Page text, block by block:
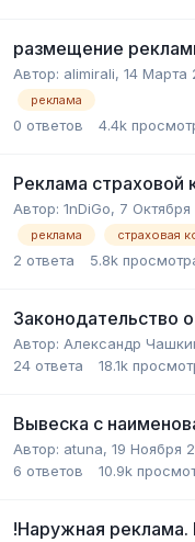
размещение
Автор: alimirali, 14 Марта
реклама
0 ответов 4.4k
Реклама страховой
Автор: 1nDiGo, 7 Октября
реклама страховая
2 ответа 5.8k
Законодательство
Автор: Александр
24 ответа 18.1k
Вывеска с
Автор: atuna, 19 Ноября
6 ответов 10.9k
!Наружная реклама.